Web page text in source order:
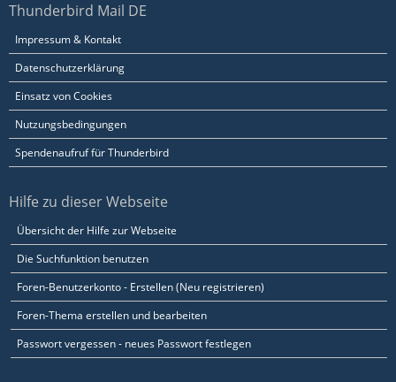
Thunderbird Mail DE
Impressum & Kontakt
Datenschutzerklärung
Einsatz von Cookies
Nutzungsbedingungen
Spendenaufruf für Thunderbird
Hilfe zu dieser Webseite
Übersicht der Hilfe zur Webseite
Die Suchfunktion benutzen
Foren-Benutzerkonto - Erstellen (Neu registrieren)
Foren-Thema erstellen und bearbeiten
Passwort vergessen - neues Passwort festlegen